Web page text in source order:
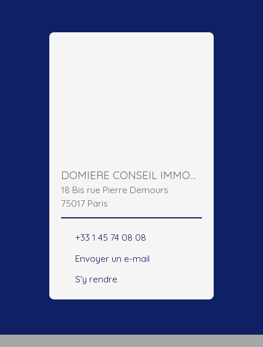
DOMIERE CONSEIL IMMOBILIER
18 Bis rue Pierre Demours
75017 Paris
+33 1 45 74 08 08
Envoyer un e-mail
S'y rendre